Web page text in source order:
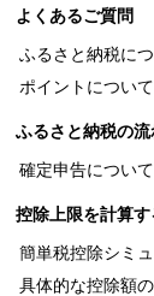
よくあるご質問
ふるさと納税に
ポイントについて
ふるさと納税の流
確定申告について
控除上限を計算す
簡単税控除シミ
具体的な控除額の